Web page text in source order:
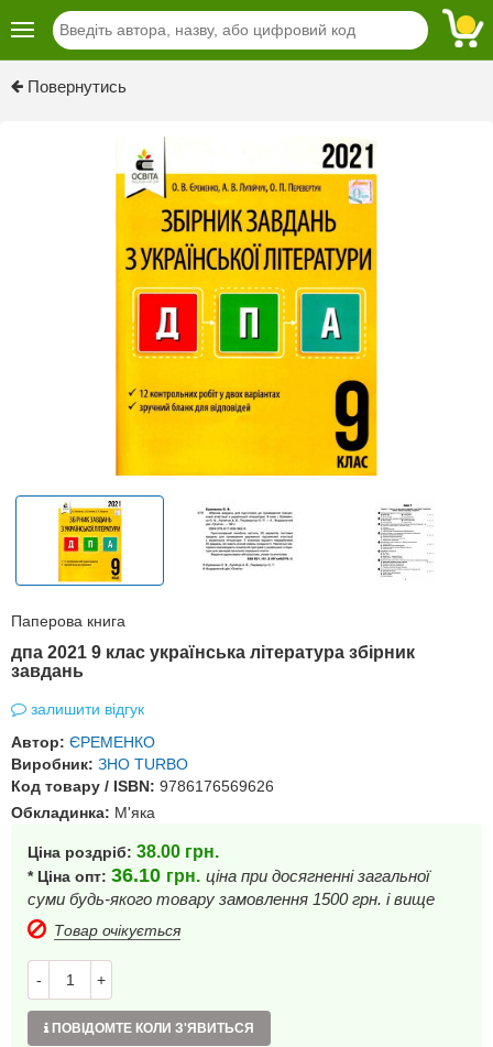
Повернутись
Паперова книга
дпа 2021 9 клас українська література збірник
завдань
залишити відгук
Автор: ЄРЕМЕНКО
Виробник: ЗНО TURBO
Код товару / ISBN: 9786176569626
Обкладинка: М'яка
Ціна роздріб: 38.00 грн.
* Ціна опт: 36.10 грн. ціна при досягненні загальної
суми будь-якого товару замовлення 1500 грн. і вище
Товар очікується
- +
ПОВІДОМТЕ КОЛИ З'ЯВИТЬСЯ